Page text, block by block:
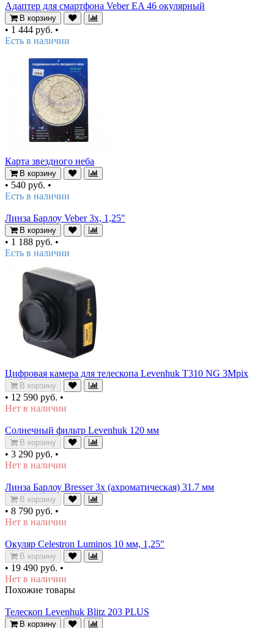
Адаптер для смартфона Veber EA 46 окулярный
В корзину
• 1 444 руб. •
Есть в наличии
Карта звездного неба
В корзину
• 540 руб. •
Есть в наличии
Линза Барлоу Veber 3х, 1,25"
В корзину
• 1 188 руб. •
Есть в наличии
Цифровая камера для телескопа Levenhuk T310 NG 3Mpix
В корзину
• 12 590 руб. •
Нет в наличии
Солнечный фильтр Levenhuk 120 мм
В корзину
• 3 290 руб. •
Нет в наличии
Линза Барлоу Bresser 3x (aхроматическая) 31.7 мм
В корзину
• 8 790 руб. •
Нет в наличии
Окуляр Celestron Luminos 10 мм, 1,25"
В корзину
• 19 490 руб. •
Нет в наличии
Похожие товары
Телескоп Levenhuk Blitz 203 PLUS
В корзину